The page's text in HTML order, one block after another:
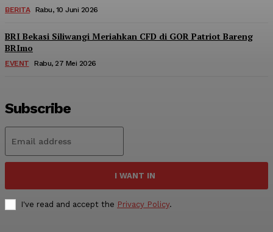
BERITA Rabu, 10 Juni 2026
BRI Bekasi Siliwangi Meriahkan CFD di GOR Patriot Bareng
BRImo
EVENT Rabu, 27 Mei 2026
Subscribe
I WANT IN
I've read and accept the Privacy Policy.